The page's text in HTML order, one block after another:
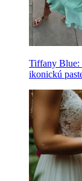
Tiffany Blue:
ikonickú